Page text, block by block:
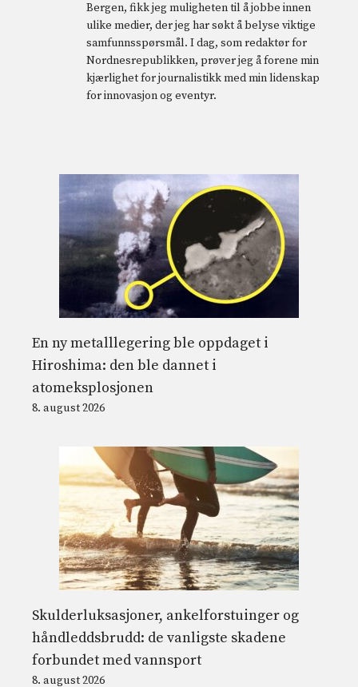
Bergen, fikk jeg muligheten til å jobbe innen
ulike medier, der jeg har søkt å belyse viktige
samfunnsspørsmål. I dag, som redaktør for
Nordnesrepublikken, prøver jeg å forene min
kjærlighet for journalistikk med min lidenskap
for innovasjon og eventyr.
En ny metalllegering ble oppdaget i
Hiroshima: den ble dannet i
atomeksplosjonen
8. august 2026
Skulderluksasjoner, ankelforstuinger og
håndleddsbrudd: de vanligste skadene
forbundet med vannsport
8. august 2026